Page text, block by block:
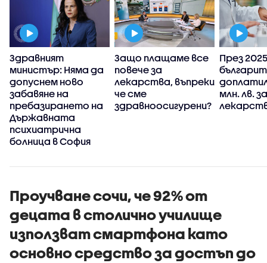
Здравният
министър: Няма да
допуснем ново
забавяне на
пребазирането на
Държавната
психиатрична
болница в София
Защо плащаме все
повече за
лекарства, въпреки
че сме
здравноосигурени?
През
млн. лв. за
Проучване сочи, че 92% от
децата в столично училище
използват смартфона като
основно средство за достъп до